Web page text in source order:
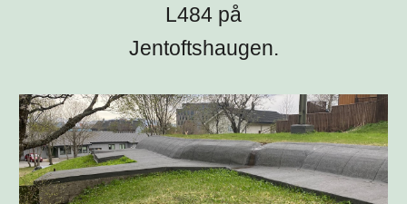
L484 på
Jentoftshaugen.